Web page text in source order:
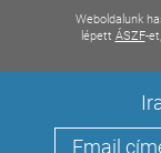
Weboldalunk
lépett ÁSZF-et,